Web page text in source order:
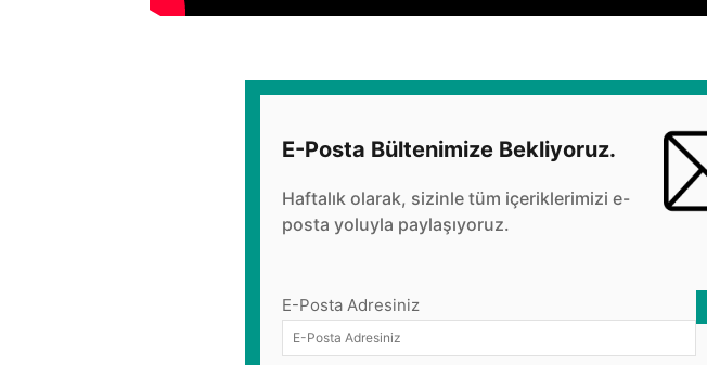
E-Posta Bültenimize Bekliyoruz.
Haftalık olarak, sizinle tüm içeriklerimizi e-
posta yoluyla paylaşıyoruz.
E-Posta Adresiniz